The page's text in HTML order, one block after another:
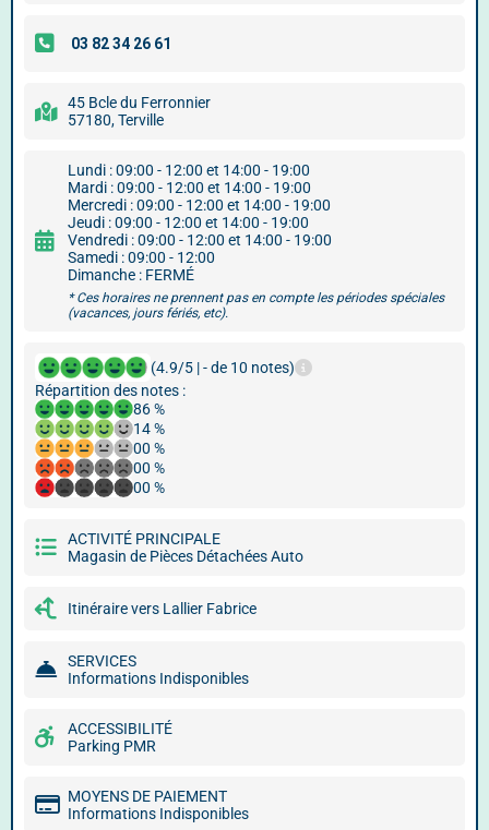
45 Bcle du Ferronnier
57180, Terville
Lundi : 09:00 - 12:00 et 14:00 - 19:00
Mardi : 09:00 - 12:00 et 14:00 - 19:00
Mercredi : 09:00 - 12:00 et 14:00 - 19:00
Jeudi : 09:00 - 12:00 et 14:00 - 19:00
Vendredi : 09:00 - 12:00 et 14:00 - 19:00
Samedi : 09:00 - 12:00
Dimanche : FERMÉ
* Ces horaires ne prennent pas en compte les périodes spéciales
(vacances, jours fériés, etc).
(4.9/5 | - de 10 notes)
Répartition des notes :
86 %
14 %
00 %
00 %
00 %
ACTIVITÉ PRINCIPALE
Magasin de Pièces Détachées Auto
Itinéraire vers Lallier Fabrice
SERVICES
Informations Indisponibles
ACCESSIBILITÉ
Parking PMR
MOYENS DE PAIEMENT
Informations Indisponibles